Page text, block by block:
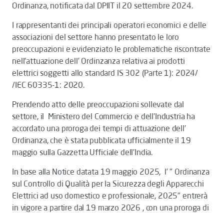
Ordinanza, notificata dal DPIIT il 20 settembre 2024.
I rappresentanti dei principali operatori economici e delle
associazioni del settore hanno presentato le loro
preoccupazioni e evidenziato le problematiche riscontrate
nell'attuazione dell’ Ordinzanza relativa ai prodotti
elettrici soggetti allo standard IS 302 (Parte 1): 2024/
/IEC 60335-1: 2020.
Prendendo atto delle preoccupazioni sollevate dal
settore, il Ministero del Commercio e dell'Industria ha
accordato una proroga dei tempi di attuazione dell’
Ordinanza, che è stata pubblicata ufficialmente il 19
maggio sulla Gazzetta Ufficiale dell'India.
In base alla Notice datata 19 maggio 2025, l’ " Ordinanza
sul Controllo di Qualità per la Sicurezza degli Apparecchi
Elettrici ad uso domestico e professionale, 2025" entrerà
in vigore a partire dal 19 marzo 2026 , con una proroga di